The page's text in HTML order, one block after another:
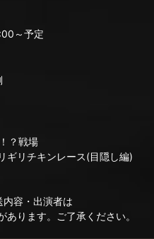
～予定
？戦場
ギリチキンレース(目隠し編)
容・出演者は
ります。ご了承ください。